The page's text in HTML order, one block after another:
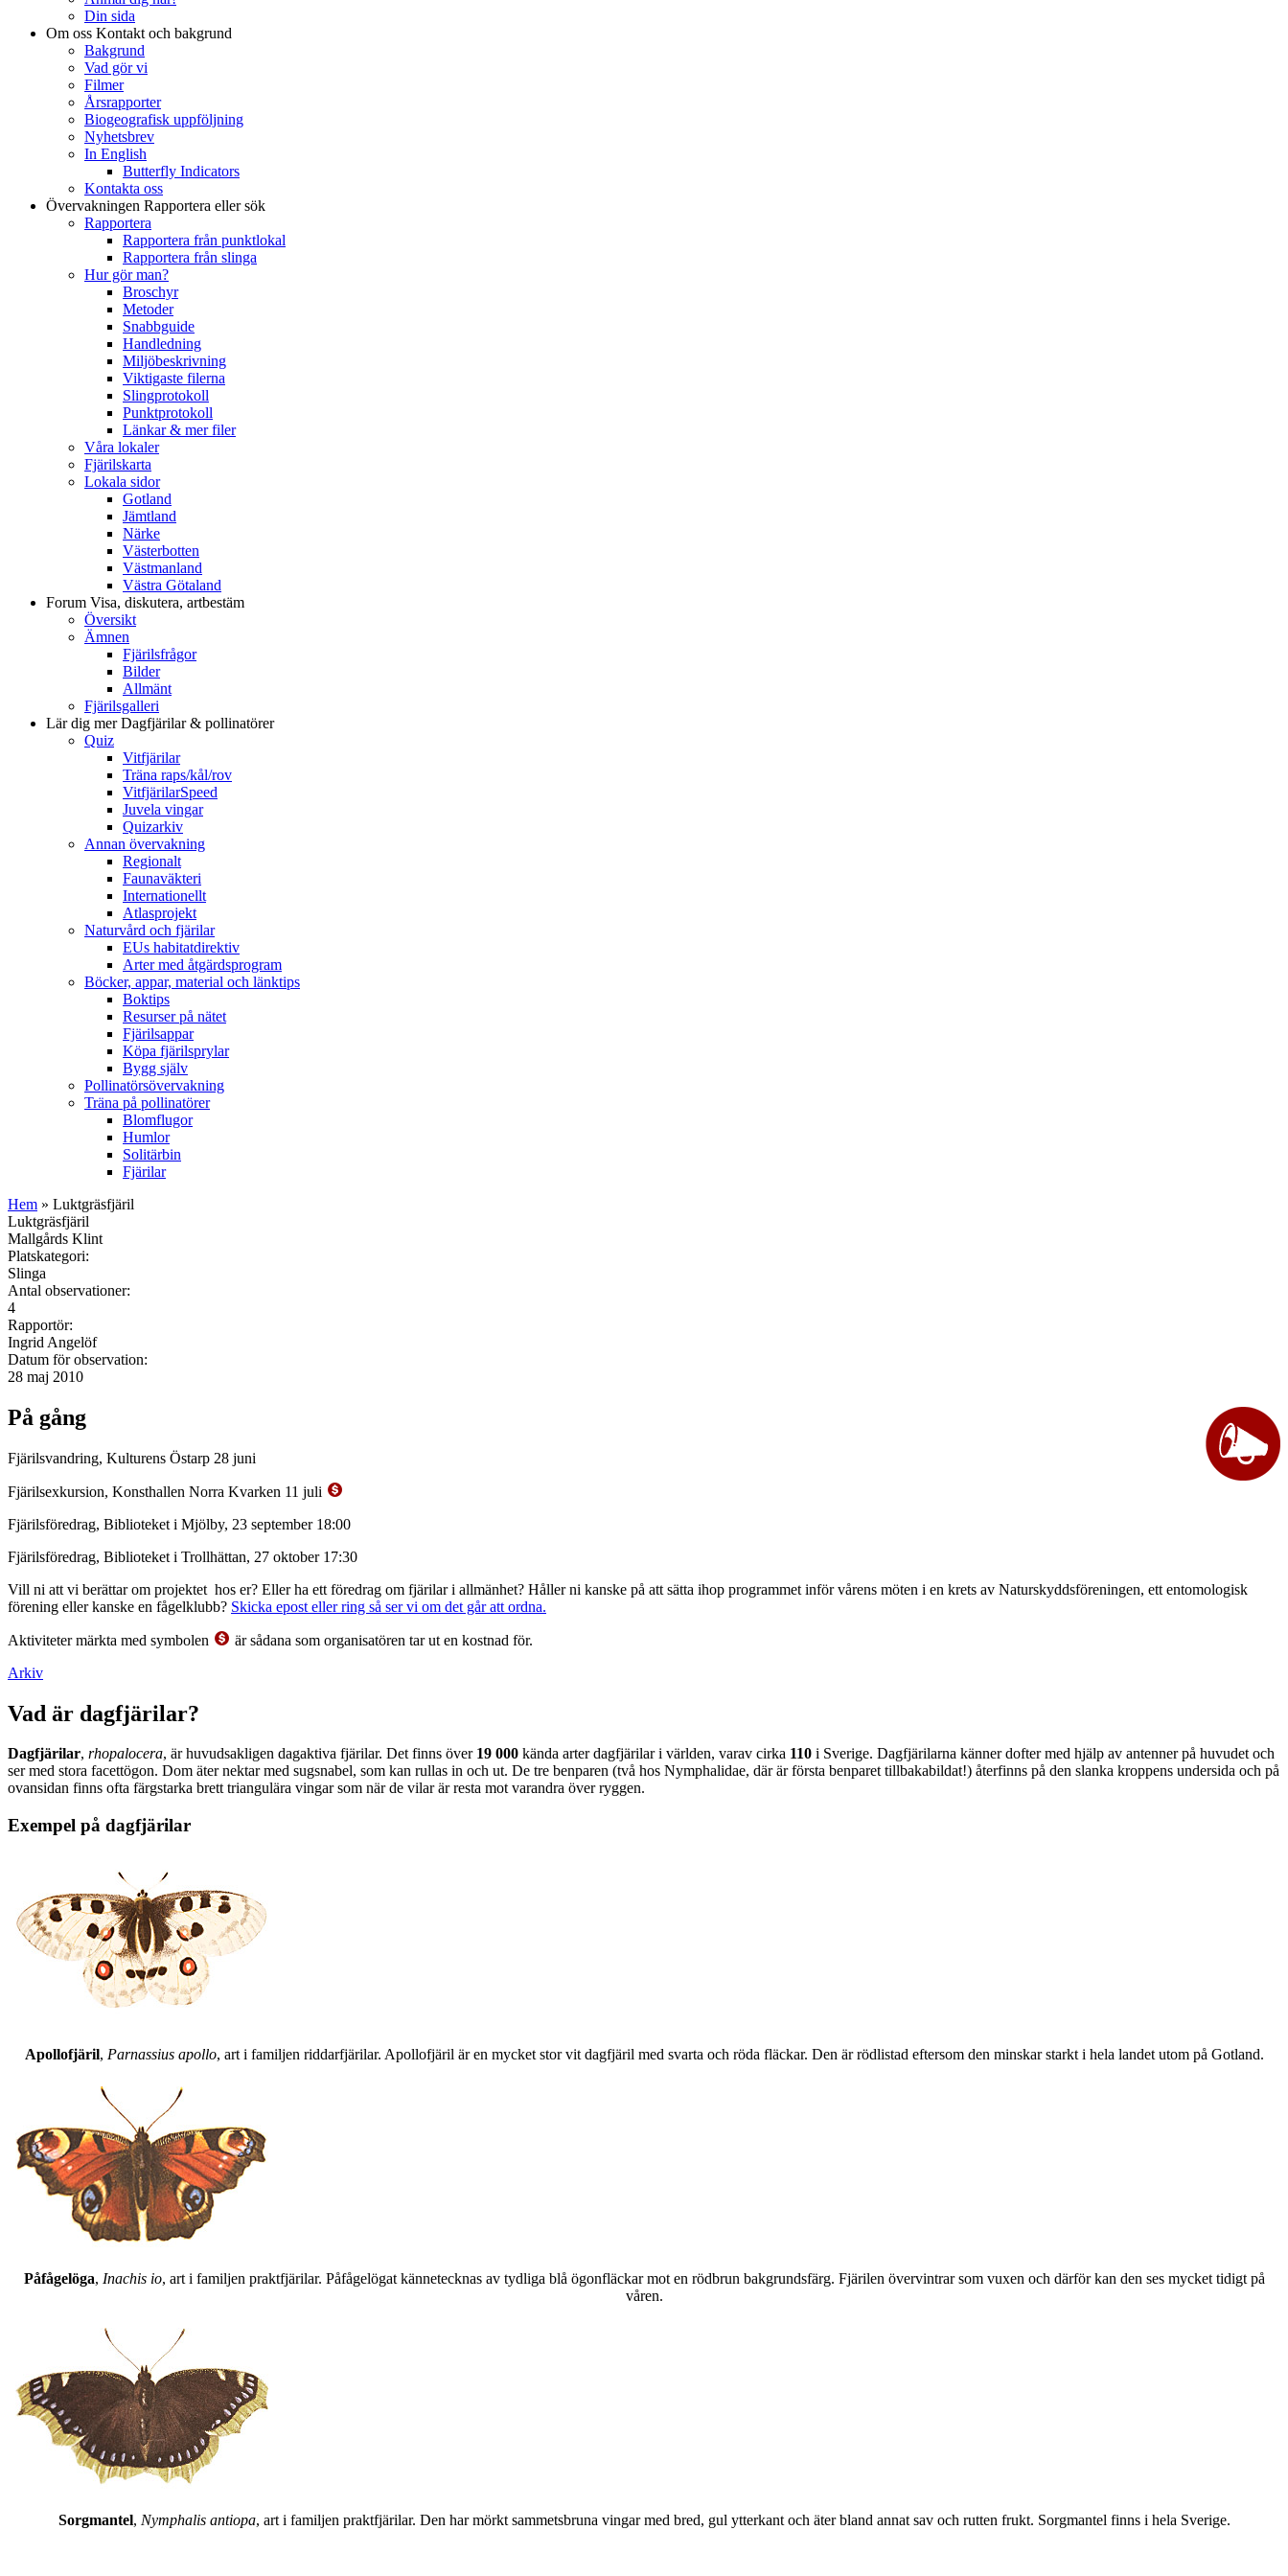
Din sida
Om oss Kontakt och bakgrund
Bakgrund
Vad gör vi
Filmer
Årsrapporter
Biogeografisk uppföljning
Nyhetsbrev
In English
Butterfly Indicators
Kontakta oss
Övervakningen Rapportera eller sök
Rapportera
Rapportera från punktlokal
Rapportera från slinga
Hur gör man?
Broschyr
Metoder
Snabbguide
Handledning
Miljöbeskrivning
Viktigaste filerna
Slingprotokoll
Punktprotokoll
Länkar & mer filer
Våra lokaler
Fjärilskarta
Lokala sidor
Gotland
Jämtland
Närke
Västerbotten
Västmanland
Västra Götaland
Forum Visa, diskutera, artbestäm
Översikt
Ämnen
Fjärilsfrågor
Bilder
Allmänt
Fjärilsgalleri
Lär dig merDagfjärilar & pollinatörer
Quiz
Vitfjärilar
Träna raps/kål/rov
VitfjärilarSpeed
Juvela vingar
Quizarkiv
Annan övervakning
Regionalt
Faunaväkteri
Internationellt
Atlasprojekt
Naturvård och fjärilar
EUs habitatdirektiv
Arter med åtgärdsprogram
Böcker, appar, material och länktips
Boktips
Resurser på nätet
Fjärilsappar
Köpa fjärilsprylar
Bygg själv
Pollinatörsövervakning
Träna på pollinatörer
Blomflugor
Humlor
Solitärbin
Fjärilar
Hem » Luktgräsfjäril
Luktgräsfjäril
Mallgårds Klint
Platskategori:
Slinga
Antal observationer:
4
Rapportör:
Ingrid Angelöf
Datum för observation:
28 maj 2010
På gång
Fjärilsvandring, Kulturens Östarp 28 juni
Fjärilsexkursion, Konsthallen Norra Kvarken 11 juli
Fjärilsföredrag, Biblioteket i Mjölby, 23 september 18:00
Fjärilsföredrag, Biblioteket i Trollhättan, 27 oktober 17:30
Vill ni att vi berättar om projektet hos er? Eller ha ett föredrag om fjärilar i allmänhet? Håller ni kanske på att sätta ihop programmet inför vårens möten i en krets av Naturskyddsföreningen, ett entomologisk
förening eller kanske en fågelklubb? Skicka epost eller ring så ser vi om det går att ordna.
Aktiviteter märkta med symbolen
är sådana som organisatören tar ut en kostnad för.
Arkiv
Vad är dagfjärilar?
Dagfjärilar, rhopalocera, är huvudsakligen dagaktiva fjärilar. Det finns över 19 000 kända arter dagfjärilar i världen, varav cirka 110 i Sverige. Dagfjärilarna känner dofter med hjälp av antenner på huvudet och
ser med stora facettögon. Dom äter nektar med sugsnabel, som kan rullas in och ut. De tre benparen (två hos Nymphalidae, där är första benparet tillbakabildat!) återfinns på den slanka kroppens undersida och på
ovansidan finns ofta färgstarka brett triangulära vingar som när de vilar är resta mot varandra över ryggen.
Exempel på dagfjärilar
Apollofjäril, Parnassius apollo, art i familjen riddarfjärilar. Apollofjäril är en mycket stor vit dagfjäril med svarta och röda fläckar. Den är rödlistad eftersom den minskar starkt i hela landet utom på Gotland.
Påfågelöga, Inachis io, art i familjen praktfjärilar. Påfågelögat kännetecknas av tydliga blå ögonfläckar mot en rödbrun bakgrundsfärg. Fjärilen övervintrar som vuxen och därför kan den ses mycket tidigt på
våren.
Sorgmantel, Nymphalis antiopa, art i familjen praktfjärilar. Den har mörkt sammetsbruna vingar med bred, gul ytterkant och äter bland annat sav och rutten frukt. Sorgmantel finns i hela Sverige.